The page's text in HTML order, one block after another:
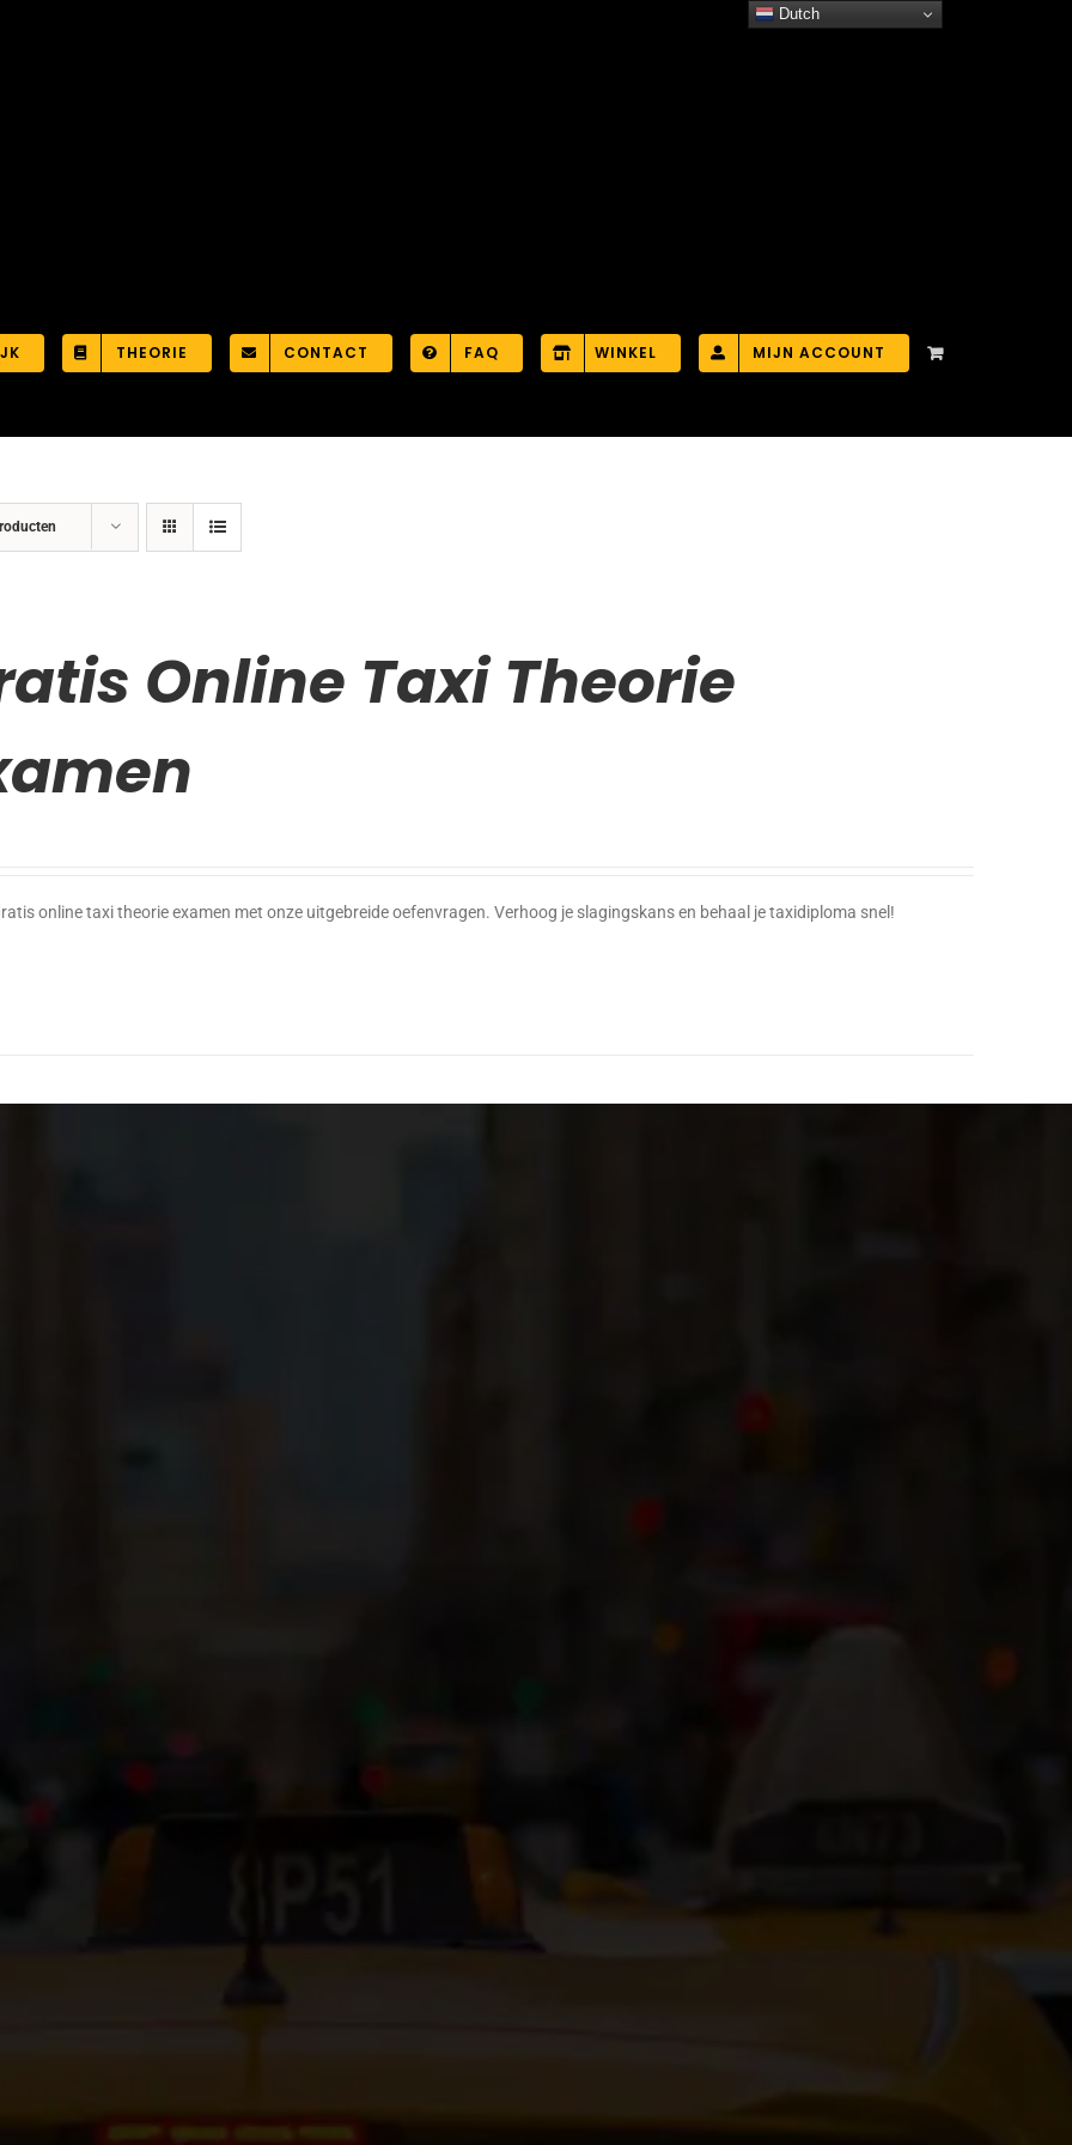
THEORIE CONTACT FAQ WINKEL MIJN ACCOUNT
Online Taxi Theorie
online taxi theorie examen met onze uitgebreide oefenvragen. Verhoog je slagingskans en behaal je taxidiploma snel!
Dutch